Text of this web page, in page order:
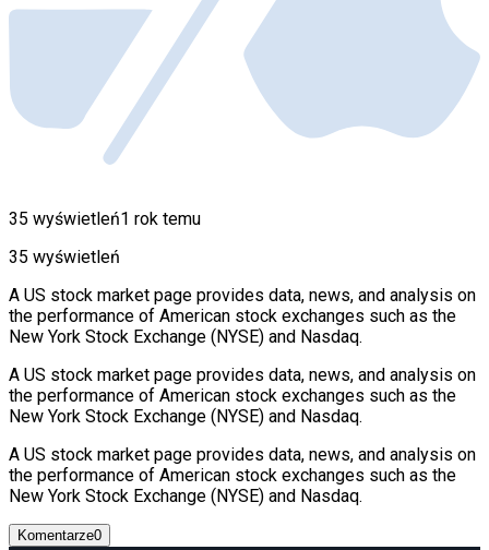
35 wyświetleń1 rok temu
35 wyświetleń
A US stock market page provides data, news, and analysis on
the performance of American stock exchanges such as the
New York Stock Exchange (NYSE) and Nasdaq.
A US stock market page provides data, news, and analysis on
the performance of American stock exchanges such as the
New York Stock Exchange (NYSE) and Nasdaq.
A US stock market page provides data, news, and analysis on
the performance of American stock exchanges such as the
New York Stock Exchange (NYSE) and Nasdaq.
Komentarze0